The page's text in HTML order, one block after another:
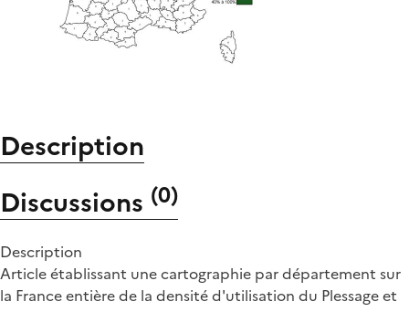
Description
Discussions (0)
Description
Article établissant une cartographie par département sur
la France entière de la densité d'utilisation du Plessage et